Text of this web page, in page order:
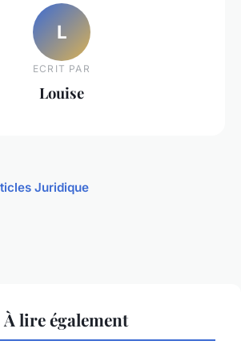
L
ECRIT PAR
Louise
Juridique
lire également